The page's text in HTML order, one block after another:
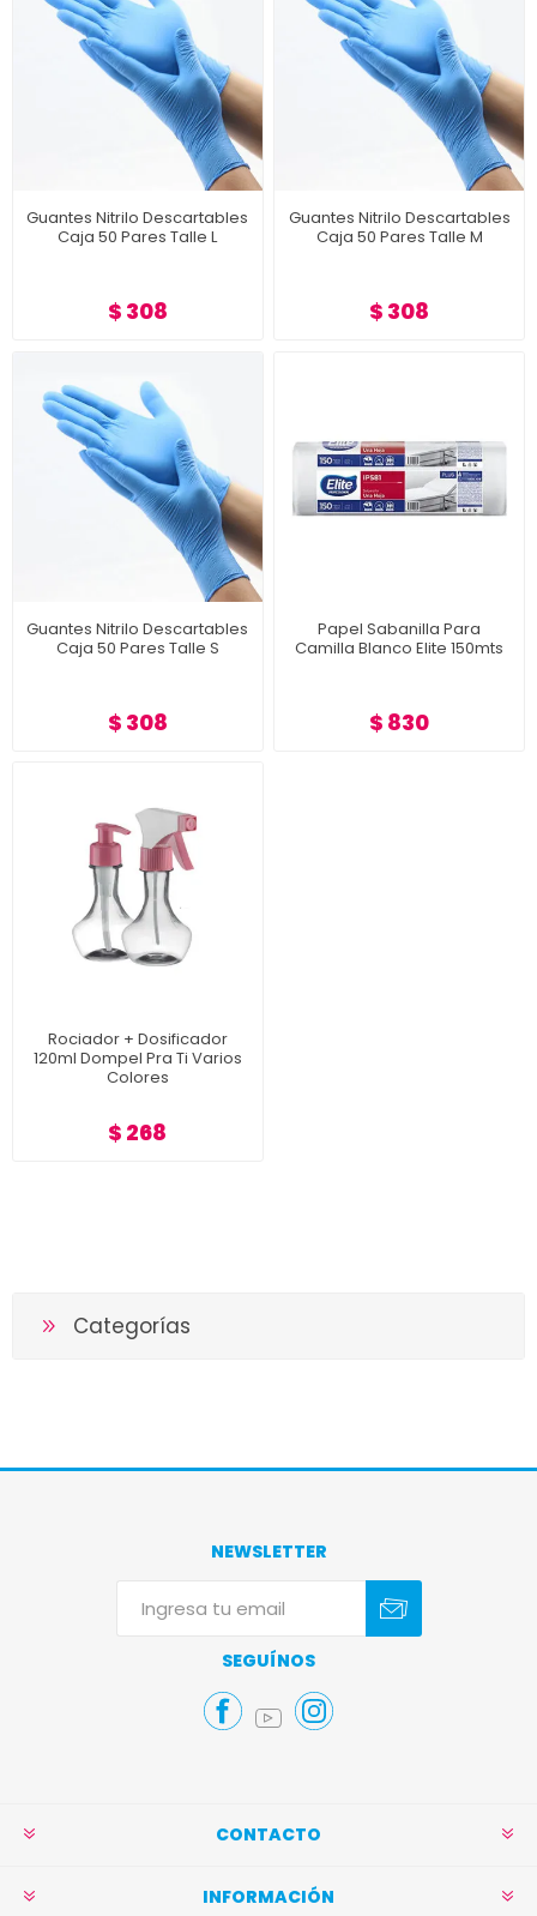
Guantes Nitrilo Descartables
Caja 50 Pares Talle L
$ 308
Guantes Nitrilo Descartables
Caja 50 Pares Talle M
$ 308
Guantes Nitrilo Descartables
Caja 50 Pares Talle S
$ 308
Papel Sabanilla Para
Camilla Blanco Elite 150mts
$ 830
Rociador + Dosificador
120ml Dompel Pra Ti Varios
Colores
$ 268
Categorías
NEWSLETTER
SEGUÍNOS
CONTACTO
INFORMACIÓN